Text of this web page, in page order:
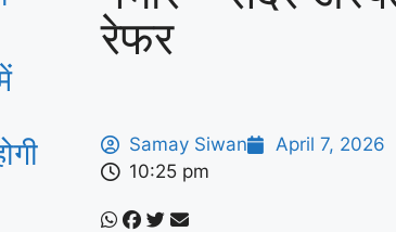
रेफर
Samay Siwan
April 7, 2026
10:25 pm